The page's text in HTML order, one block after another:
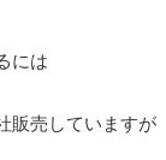
には
販売していますが